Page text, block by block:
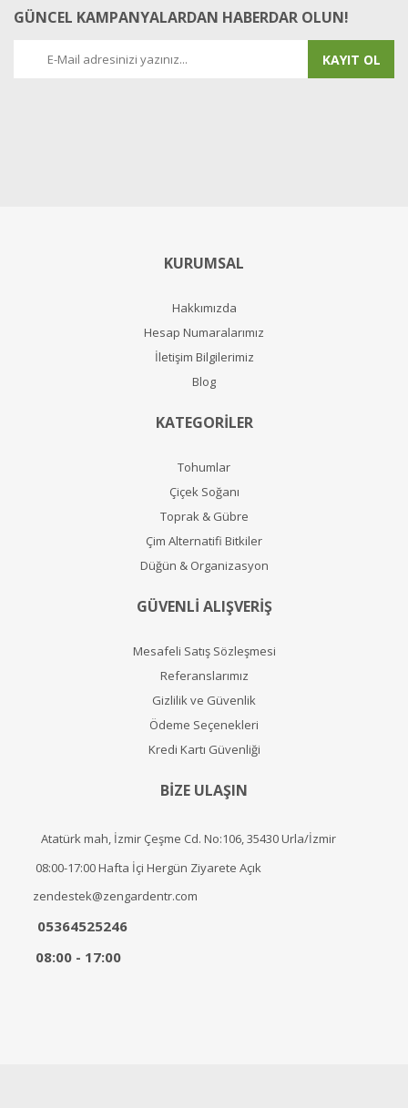
GÜNCEL KAMPANYALARDAN HABERDAR OLUN!
KAYIT OL
KURUMSAL
Hakkımızda
Hesap Numaralarımız
İletişim Bilgilerimiz
Blog
KATEGORİLER
Tohumlar
Çiçek Soğanı
Toprak & Gübre
Çim Alternatifi Bitkiler
Düğün & Organizasyon
GÜVENLİ ALIŞVERİŞ
Mesafeli Satış Sözleşmesi
Referanslarımız
Gizlilik ve Güvenlik
Ödeme Seçenekleri
Kredi Kartı Güvenliği
BİZE ULAŞIN
Atatürk mah, İzmir Çeşme Cd. No:106, 35430 Urla/İzmir
08:00-17:00 Hafta İçi Hergün Ziyarete Açık
zendestek@zengardentr.com
05364525246
08:00 - 17:00